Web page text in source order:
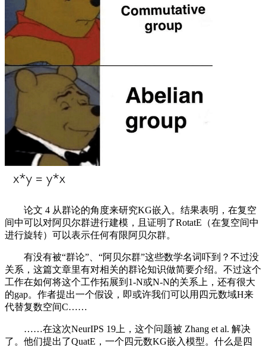
论文 4 从群论的角度来研究KG嵌入。结果表明，在复空
间中可以对阿贝尔群进行建模，且证明了RotatE（在复空间中
进行旋转）可以表示任何有限阿贝尔群。
有没有被“群论”、“阿贝尔群”这些数学名词吓到？不过没
关系，这篇文章里有对相关的群论知识做简要介绍。不过这个
工作在如何将这个工作拓展到1-N或N-N的关系上，还有很大
的gap。作者提出一个假设，即或许我们可以用四元数域H来
代替复数空间C……
……在这次NeurIPS 19上，这个问题被 Zhang et al. 解决
了。他们提出了QuatE，一个四元数KG嵌入模型。什么是四